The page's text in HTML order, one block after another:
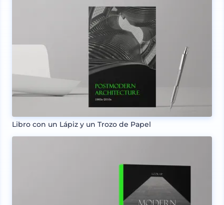
Libro con un Lápiz y un Trozo de Papel